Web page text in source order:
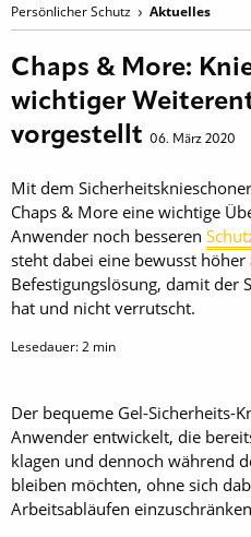
Persönlicher Schutz Aktuelles
Chaps & More:
wichtiger
vorgestellt 06. März 2020
Mit dem
Chaps & More eine wichtige
Anwender noch besseren
steht dabei eine bewusst höher
Befestigungslösung, damit der
hat und nicht verrutscht.
Lesedauer:2 min
Der bequeme Gel-Sicherheits-
Anwender entwickelt, die
klagen und dennoch während
bleiben möchten, ohne sich
Arbeitsabläufen